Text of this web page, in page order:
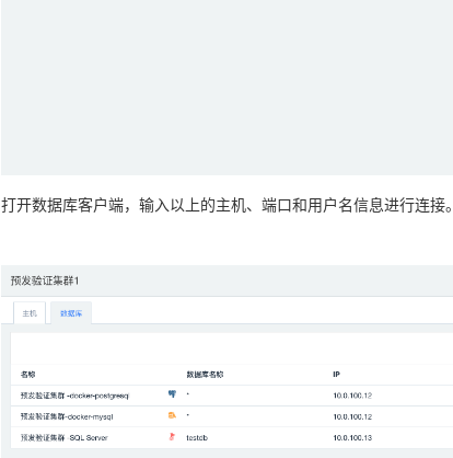
打开数据库客户端，输入以上的主机、端口和用户名信息进行连接。